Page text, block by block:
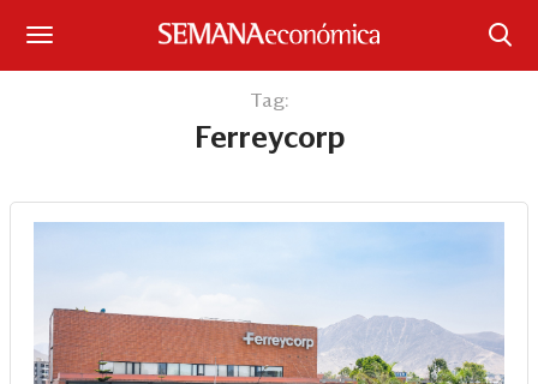
Portada
Sectores y Empresas
Management
Tag:
Ferreycorp